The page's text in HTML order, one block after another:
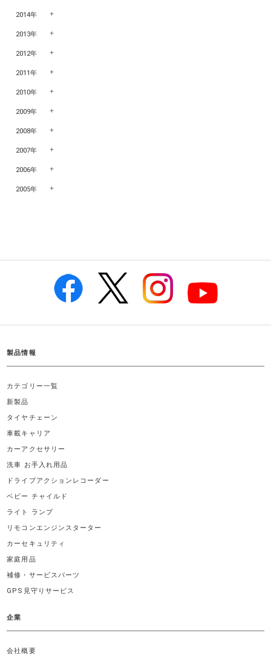
2014年
2013年
2012年
2011年
2010年
2009年
2008年
2007年
2006年
2005年
製品情報
カテゴリー一覧
新製品
タイヤチェーン
車載キャリア
カーアクセサリー
洗車 お手入れ用品
ドライブアクションレコーダー
ベビー チャイルド
ライト ランプ
リモコンエンジンスターター
カーセキュリティ
家庭用品
補修・サービスパーツ
GPS見守りサービス
企業
会社概要